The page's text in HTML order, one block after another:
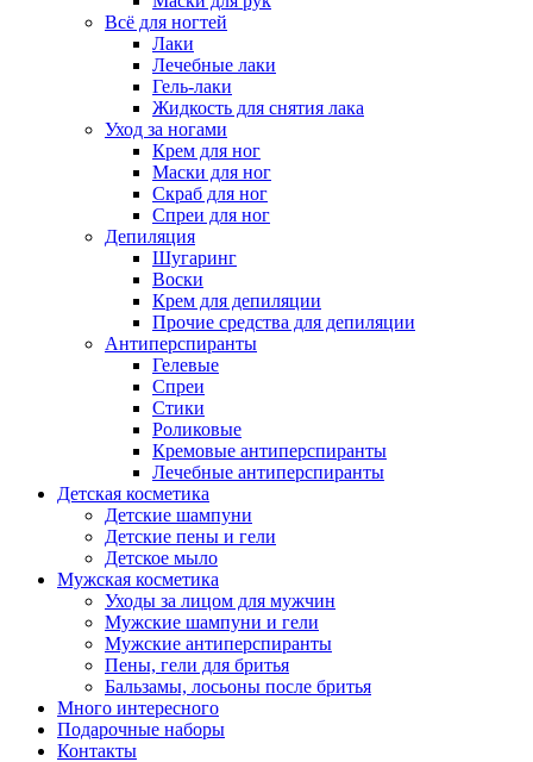
Всё для ногтей
Лаки
Лечебные лаки
Гель-лаки
Жидкость для снятия лака
Уход за ногами
Крем для ног
Маски для ног
Скраб для ног
Спреи для ног
Депиляция
Шугаринг
Воски
Крем для депиляции
Прочие средства для депиляции
Антиперспиранты
Гелевые
Спреи
Стики
Роликовые
Кремовые антиперспиранты
Лечебные антиперспиранты
Детская косметика
Детские шампуни
Детские пены и гели
Детское мыло
Мужская косметика
Уходы за лицом для мужчин
Мужские шампуни и гели
Мужские антиперспиранты
Пены, гели для бритья
Бальзамы, лосьоны после бритья
Много интересного
Подарочные наборы
Контакты